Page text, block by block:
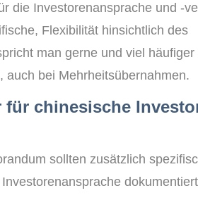
die Investorenansprache und -
Flexibilität hinsichtlich des
man gerne und viel häufiger
auch bei Mehrheitsübernahmen.
für chinesische
sollten zusätzlich